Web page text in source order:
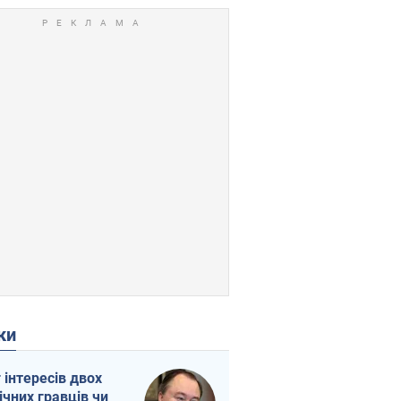
інтересів двох
гравців чи